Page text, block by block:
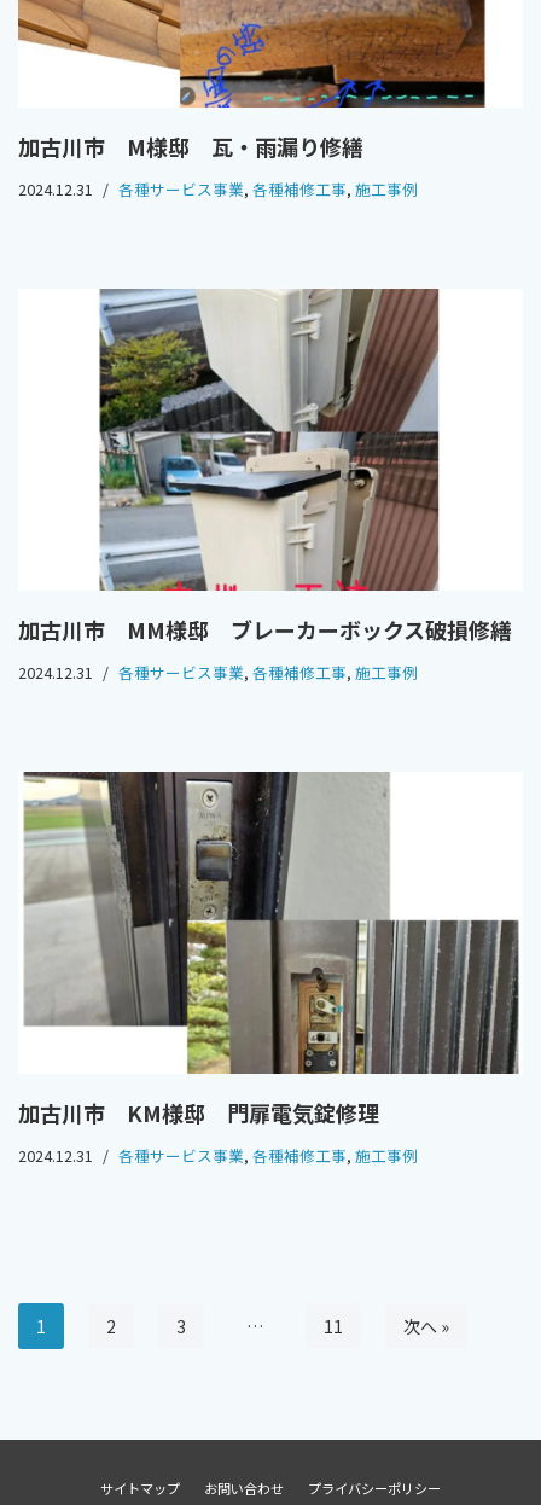
加古川市 M様邸 瓦・雨漏り修繕
2024.12.31 各種サービス事業, 各種補修工事, 施工事例
加古川市 MM様邸 ブレーカーボックス破損修繕
2024.12.31 各種サービス事業, 各種補修工事, 施工事例
加古川市 KM様邸 門扉電気錠修理
2024.12.31 各種サービス事業, 各種補修工事, 施工事例
1 2 3 … 11 次へ »
サイトマップ お問い合わせ プライバシーポリシー